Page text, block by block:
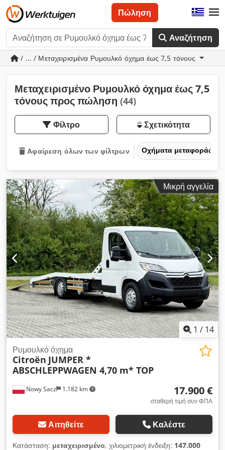
Αναζήτηση
Πώληση
/ ... / Μεταχειρισμένα Ρυμουλκό όχημα έως 7,5 τόνους
Μεταχειρισμένο Ρυμουλκό όχημα έως 7,5
τόνους προς πώληση (44)
Φίλτρο Σχετικότητα
Αφαίρεση όλων των φίλτρων Οχήματα μεταφοράς
Μικρή αγγελία
1 / 14
Nowy Sacz 1.182 km
Ρυμουλκό όχημα
Citroën JUMPER *
ABSCHLEPPWAGEN 4,70 m* TOP
17.900 €
σταθερή τιμή συν ΦΠΑ
Αιτηθείτε Καλέστε
Κατάσταση: μεταχειρισμένο, χιλιομετρική ένδειξη: 147.000